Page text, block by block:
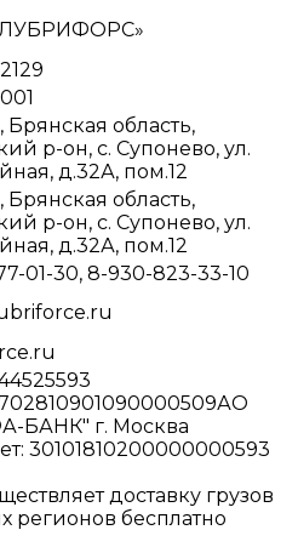
Брянская область,
р-он, с. Супонево, ул.
д.32А, пом.12
Брянская область,
р-он, с. Супонево, ул.
д.32А, пом.12
01-30, 8-930-823-33-10
БАНК" г. Москва
30101810200000000593
доставку грузов
регионов бесплатно